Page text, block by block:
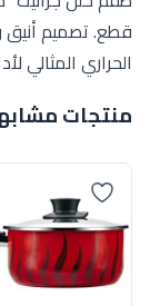
قطع. تصميم أنيق
الحراري المثالي
منتجات